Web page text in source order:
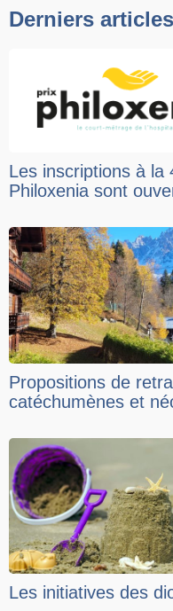
Derniers articles
Les inscriptions à la
Philoxenia sont
Propositions de
catéchumènes et
Les initiatives des